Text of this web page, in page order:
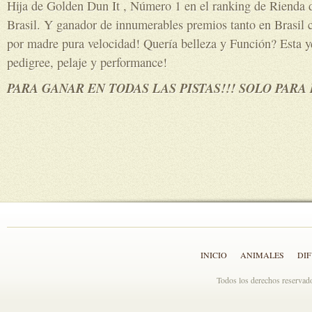
Hija de Golden Dun It , Número 1 en el ranking de Rienda
Brasil. Y ganador de innumerables premios tanto en Brasil
por madre pura velocidad! Quería belleza y Función? Esta
pedigree, pelaje y performance!
PARA GANAR EN TODAS LAS PISTAS!!! SOLO
INICIO ANIMALES
Todos los derechos